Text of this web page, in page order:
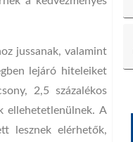
jussanak, valamint
lejáró hiteleiket
2,5 százalékos
ellehetetlenülnek. A
lesznek elérhetők,